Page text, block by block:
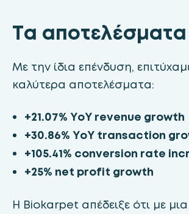
Τα αποτελέσματα
Με την ίδια επένδυση,
καλύτερα αποτελέσματα:
+21.07% YoY revenue growth
+30.86% YoY transaction
+105.41% conversion rate
+25% net profit growth
Η Biokarpet απέδειξε ότι με